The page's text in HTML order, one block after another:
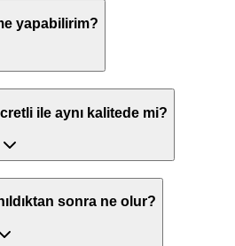
yapabilirim?
ile aynı kalitede mi?
sonra ne olur?